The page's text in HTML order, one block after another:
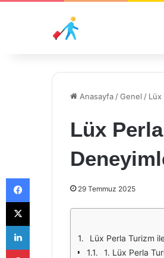
Anasayfa /Genel / Lüx
Lüx
29 Temmuz 2025
Lüx Perla Turizm
1. Lüx Perla
Facebook
X
LinkedIn
Pinterest